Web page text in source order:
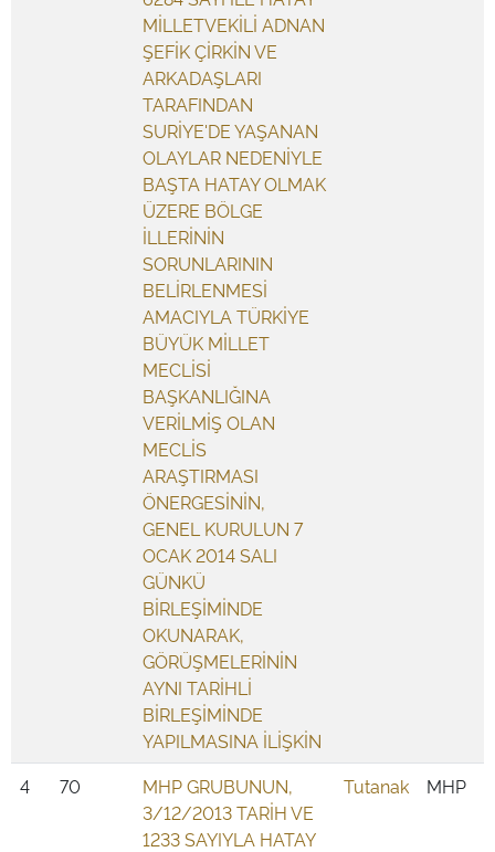
MİLLETVEKİLİ ADNAN
ŞEFİK ÇİRKİN VE
ARKADAŞLARI
TARAFINDAN
SURİYE'DE YAŞANAN
OLAYLAR NEDENİYLE
BAŞTA HATAY OLMAK
ÜZERE BÖLGE
İLLERİNİN
SORUNLARININ
BELİRLENMESİ
AMACIYLA TÜRKİYE
BÜYÜK MİLLET
MECLİSİ
BAŞKANLIĞINA
VERİLMİŞ OLAN
MECLİS
ARAŞTIRMASI
ÖNERGESİNİN,
GENEL KURULUN 7
OCAK 2014 SALI
GÜNKÜ
BİRLEŞİMİNDE
OKUNARAK,
GÖRÜŞMELERİNİN
AYNI TARİHLİ
BİRLEŞİMİNDE
YAPILMASINA İLİŞKİN
4 70
MHP GRUBUNUN,
3/12/2013 TARİH VE
1233 SAYIYLA HATAY
Tutanak MHP